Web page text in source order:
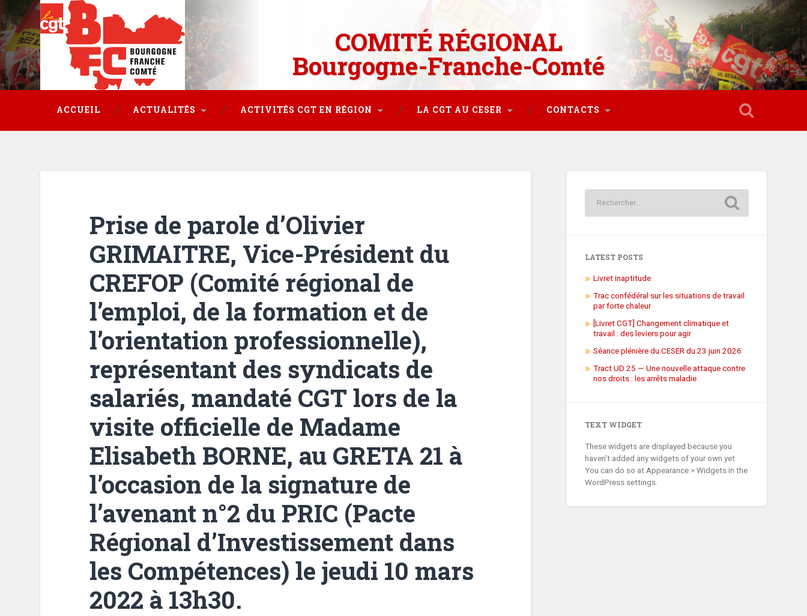
COMITÉ RÉGIONAL
Bourgogne-Franche-Comté
ACCUEIL ACTUALITÉS ACTIVITÉS CGT EN RÉGION LA CGT AU CESER CONTACTS
Prise de parole d’Olivier
GRIMAITRE, Vice-Président du
CREFOP (Comité régional de
l’emploi, de la formation et de
l’orientation professionnelle),
représentant des syndicats de
salariés, mandaté CGT lors de la
visite officielle de Madame
Elisabeth BORNE, au GRETA 21 à
l’occasion de la signature de
l’avenant n°2 du PRIC (Pacte
Régional d’Investissement dans
les Compétences) le jeudi 10 mars
2022 à 13h30.
LATEST POSTS
Livret inaptitude
Trac confédéral sur les situations de travail
par forte chaleur
[Livret CGT] Changement climatique et
travail : des leviers pour agir
Séance plénière du CESER du 23 juin 2026
Tract UD 25 — Une nouvelle attaque contre
nos droits : les arrêts maladie
TEXT WIDGET
These widgets are displayed because you
haven't added any widgets of your own yet.
You can do so at Appearance > Widgets in the
WordPress settings.